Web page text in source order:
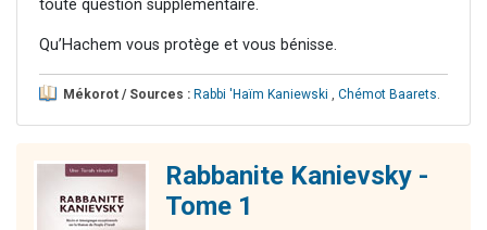
toute question supplémentaire.
Qu’Hachem vous protège et vous bénisse.
Mékorot / Sources : Rabbi 'Haïm Kaniewski , Chémot Baarets.
Rabbanite Kanievsky -
Tome 1